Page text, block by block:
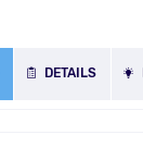
DETAILS